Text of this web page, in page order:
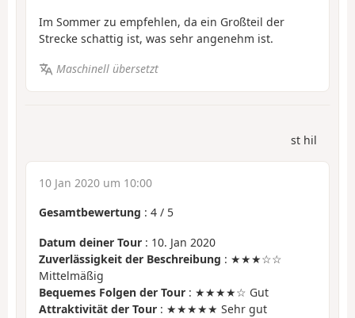
Im Sommer zu empfehlen, da ein Großteil der
Strecke schattig ist, was sehr angenehm ist.
Maschinell übersetzt
st hil
10 Jan 2020 um 10:00
Gesamtbewertung : 4 / 5
Datum deiner Tour : 10. Jan 2020
Zuverlässigkeit der Beschreibung : ★★★☆☆
Mittelmäßig
Bequemes Folgen der Tour : ★★★★☆ Gut
Attraktivität der Tour : ★★★★★ Sehr gut